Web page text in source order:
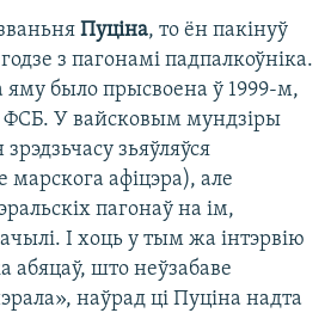
Пуціна, то ён пакінуў
з пагонамі падпалкоўніка.
яму было прысвоена ў 1999-м,
ФСБ. У вайсковым мундзіры
зьяўляўся
афіцэра), але
пагонаў на ім,
І хоць у тым жа інтэрвію
абяцаў, што неўзабаве
наўрад ці Пуціна надта